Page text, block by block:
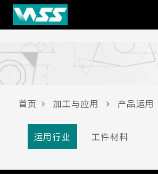
首页 加工与应用 产品运用
运用行业 工件材料